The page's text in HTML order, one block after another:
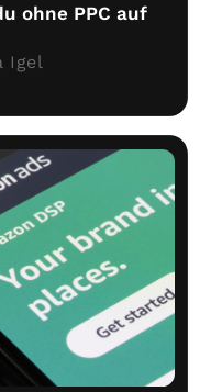
ohne PPC auf
Igel